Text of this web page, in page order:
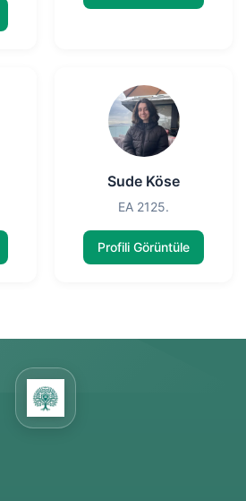
Sude Köse
EA 2125.
Profili Görüntüle